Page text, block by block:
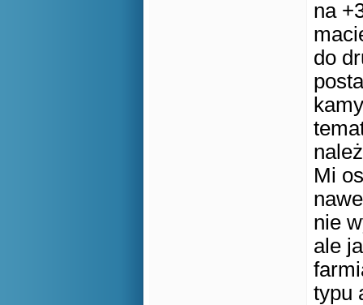
na
do
Mi
nie
ale
typu